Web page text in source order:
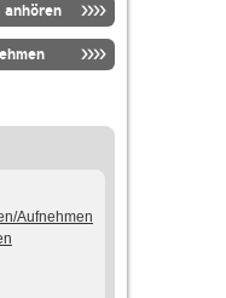
Aufnehmen